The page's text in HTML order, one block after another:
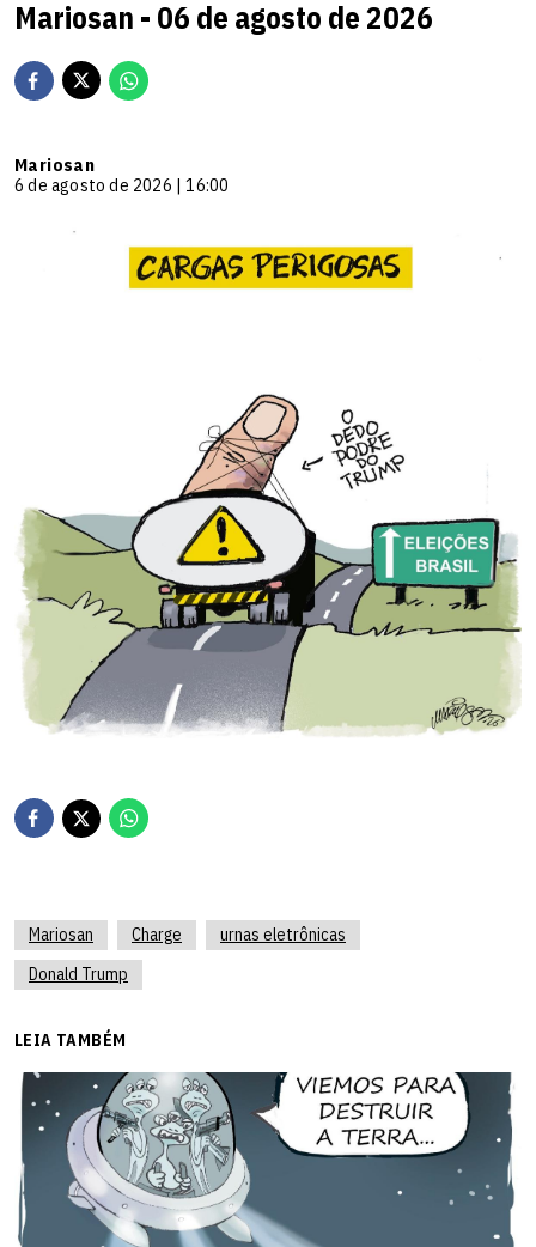
Mariosan - 06 de agosto de 2026
Mariosan
6 de agosto de 2026 | 16:00
Mariosan Charge
urnas eletrônicas
Donald Trump
LEIA TAMBÉM